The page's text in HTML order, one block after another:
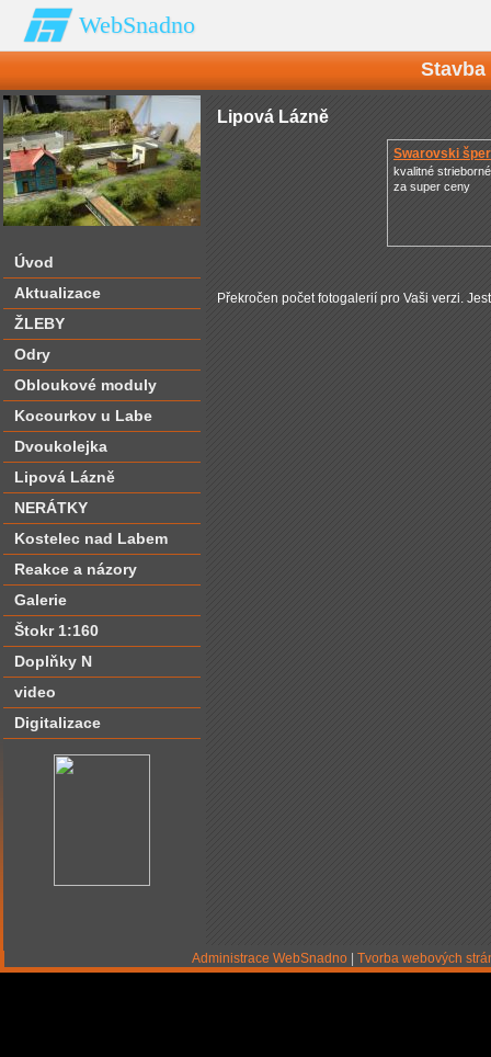
WebSnadno
Úvod
Aktualizace
ŽLEBY
Odry
Obloukové moduly
Kocourkov u Labe
Dvoukolejka
Lipová Lázně
NERÁTKY
Kostelec nad Labem
Reakce a názory
Galerie
Štokr 1:160
Doplňky N
video
Digitalizace
Lipová Lázně
Swarovski
kvalitné
za super ceny
Překročen počet fotogalerií pro Vaši verzi.
Administrace WebSnadno Tvorba webových